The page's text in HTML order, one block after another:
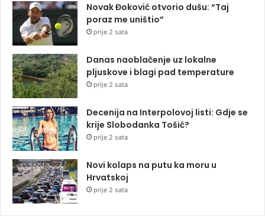
Novak Đoković otvorio dušu: “Taj
poraz me uništio”
prije 2 sata
Danas naoblačenje uz lokalne
pljuskove i blagi pad temperature
prije 2 sata
Decenija na Interpolovoj listi: Gdje se
krije Slobodanka Tošić?
prije 2 sata
Novi kolaps na putu ka moru u
Hrvatskoj
prije 2 sata